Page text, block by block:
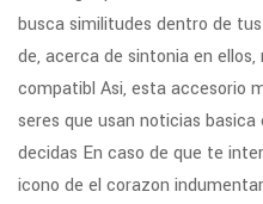
busca similitudes dentro de
de, acerca de sintonia en
compatibl Asi, esta accesorio
seres que usan noticias
decidas En caso de que te
icono de el corazon